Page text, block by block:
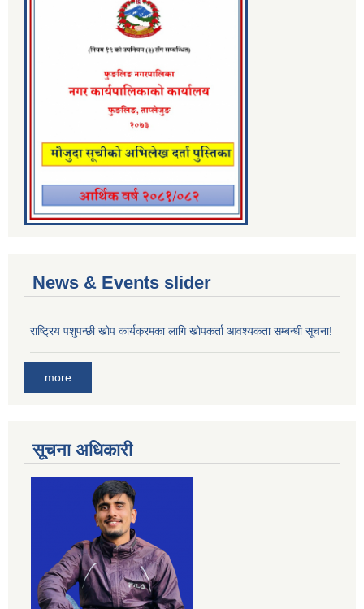
News & Events slider
राष्ट्रिय पशुपन्छी खोप कार्यक्रमका लागि खोपकर्ता आवश्यकता सम्बन्धी सूचना!
more
सूचना अधिकारी